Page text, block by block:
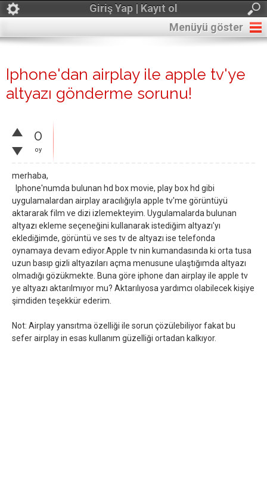
Giriş Yap | Kayıt ol
Menüyü göster
Iphone'dan airplay ile apple tv'ye
altyazı gönderme sorunu!
0
oy
merhaba,
Iphone'numda bulunan hd box movie, play box hd gibi
uygulamalardan airplay aracılığıyla apple tv'me görüntüyü
aktararak film ve dizi izlemekteyim. Uygulamalarda bulunan
altyazı ekleme seçeneğini kullanarak istediğim altyazı'yı
eklediğimde, görüntü ve ses tv de altyazı ise telefonda
oynamaya devam ediyor.Apple tv nin kumandasında ki orta tusa
uzun basıp gizli altyazıları açma menusune ulaştığımda altyazı
olmadığı gözükmekte. Buna göre iphone dan airplay ile apple tv
ye altyazı aktarılmıyor mu? Aktarılıyosa yardımcı olabilecek kişiye
şimdiden teşekkür ederim.
Not: Airplay yansıtma özelliği ile sorun çözülebiliyor fakat bu
sefer airplay in esas kullanım güzelliği ortadan kalkıyor.